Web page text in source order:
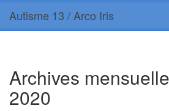
Autisme 13 / Arco Iris
Archives
2020